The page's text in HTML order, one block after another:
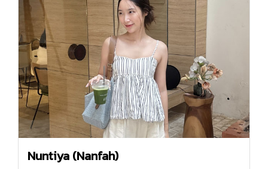
Nuntiya (Nanfah)